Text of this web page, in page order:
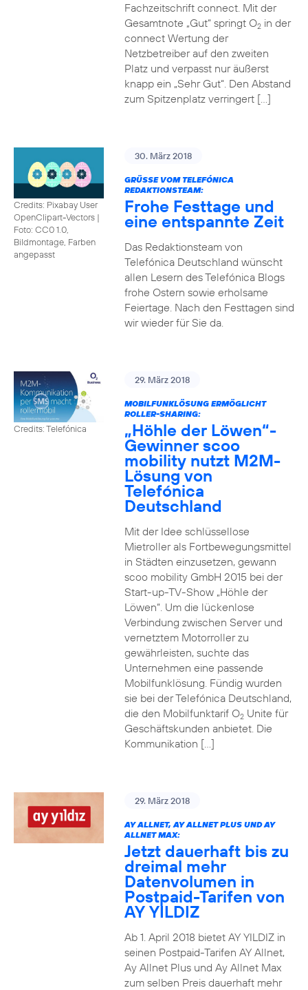
Fachzeitschrift connect. Mit der
Gesamtnote „Gut“ springt O2in der
connect Wertung der
Netzbetreiber auf den zweiten
Platz und verpasst nur äußerst
knapp ein „Sehr Gut“. Den Abstand
zum Spitzenplatz verringert […]
Credits: Pixabay User
OpenClipart-Vectors |
Foto: CC0 1.0,
Bildmontage, Farben
angepasst
30. März 2018
GRÜSSE VOM TELEFÓNICA R
EDAKTIONSTEAM:
Frohe Festtage und
eine entspannte Zeit
Das Redaktionsteam von
Telefónica Deutschland wünscht
allen Lesern des Telefónica Blogs
frohe Ostern sowie erholsame
Feiertage. Nach den Festtagen sind
wir wieder für Sie da.
Credits: Telefónica
29. März 2018
MOBILFUNKLÖSUNG ERMÖGLICHT
ROLLER-SHARING:
„Höhle der Löwen“-
Gewinner scoo
mobility nutzt M2M-
Lösung von
Telefónica
Deutschland
Mit der Idee schlüssellose
Mietroller als Fortbewegungsmittel
in Städten einzusetzen, gewann
scoo mobility GmbH 2015 bei der
Start-up-TV-Show „Höhle der
Löwen“. Um die lückenlose
Verbindung zwischen Server und
vernetztem Motorroller zu
gewährleisten, suchte das
Unternehmen eine passende
Mobilfunklösung. Fündig wurden
sie bei der Telefónica Deutschland,
die den Mobilfunktarif O2Unite für
Geschäftskunden anbietet. Die
Kommunikation […]
29. März 2018
AY ALLNET, AY ALLNET PLUS UND AY
ALLNET MAX:
Jetzt dauerhaft bis zu
dreimal mehr
Datenvolumen in
Postpaid-Tarifen von
AY YILDIZ
Ab 1. April 2018 bietet AY YILDIZ in
seinen Postpaid-Tarifen AY Allnet,
Ay Allnet Plus und Ay Allnet Max
zum selben Preis dauerhaft mehr